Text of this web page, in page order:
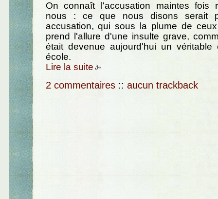
On connaît l'accusation maintes fois
nous : ce que nous disons serait
accusation, qui sous la plume de
prend l'allure d'une insulte grave,
était devenue aujourd'hui un véritable
école.
Lire la suite
2 commentaires :: aucun trackback